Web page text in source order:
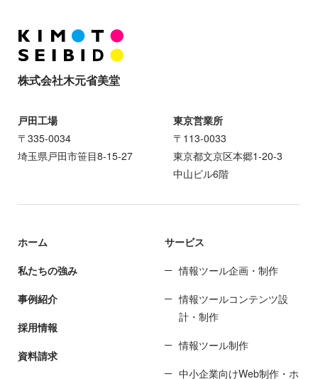
株式会社木元省美堂
戸田工場
〒335-0034
埼玉県戸田市笹目8-15-27
東京営業所
〒113-0033
東京都文京区本郷1-20-3
中山ビル6階
ホーム
私たちの強み
事例紹介
採用情報
資料請求
サービス
情報ツール企画・制作
情報ツールコンテンツ設
計・制作
情報ツール制作
中小企業向けWeb制作・ホ